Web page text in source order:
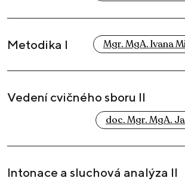
Metodika I Mgr. MgA. Ivana
Vedení cvičného sboru II
doc. Mgr. MgA.
Intonace a sluchová analýza II